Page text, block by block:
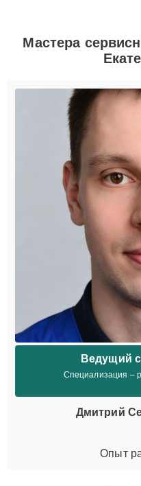
Мастера
Ведущий
Специализация –
Дмитрий
Опыт